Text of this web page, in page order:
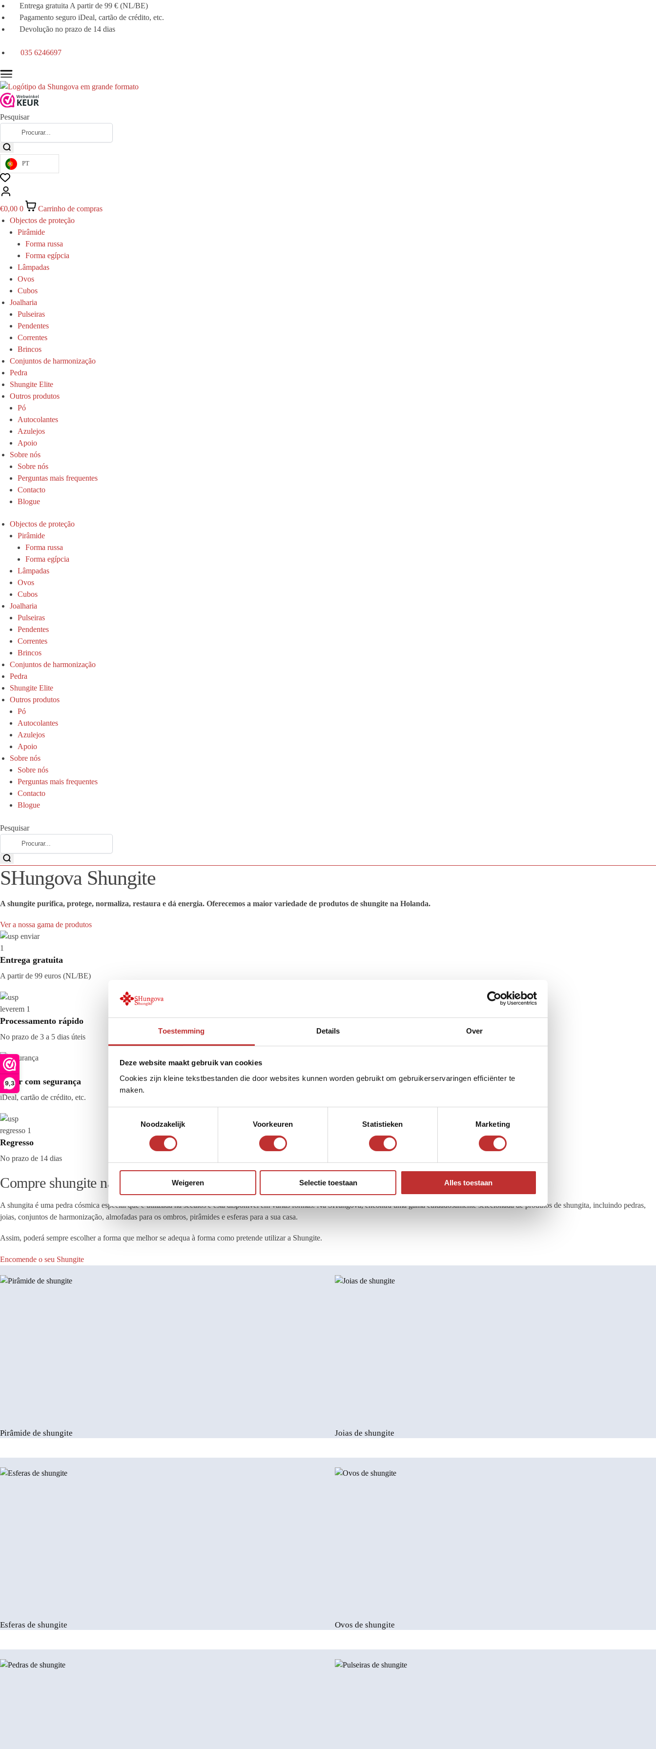
9,3
Toestemming Details Over
Deze website maakt gebruik van cookies
Cookies zijn kleine tekstbestanden die door websites kunnen worden gebruikt om gebruikerservaringen efficiënter te
maken.
i
n
s
e
Noodzakelijk Voorkeuren Statistieken Marketing
Weigeren Selectie toestaan Alles toestaan
Entrega gratuita A partir de 99 € (NL/BE)
Pagamento seguro iDeal, cartão de crédito, etc.
Devolução no prazo de 14 dias
035 6246697
Pesquisar
PT
€0,00 0
Carrinho de compras
Objectos de proteção
Pirâmide
Forma russa
Forma egípcia
Lâmpadas
Ovos
Cubos
Joalharia
Pulseiras
Pendentes
Correntes
Brincos
Conjuntos de harmonização
Pedra
Shungite Elite
Outros produtos
Pó
Autocolantes
Azulejos
Apoio
Sobre nós
Sobre nós
Perguntas mais frequentes
Contacto
Blogue
Objectos de proteção
Pirâmide
Forma russa
Forma egípcia
Lâmpadas
Ovos
Cubos
Joalharia
Pulseiras
Pendentes
Correntes
Brincos
Conjuntos de harmonização
Pedra
Shungite Elite
Outros produtos
Pó
Autocolantes
Azulejos
Apoio
Sobre nós
Sobre nós
Perguntas mais frequentes
Contacto
Blogue
Pesquisar
SHungova Shungite
A shungite purifica, protege, normaliza, restaura e dá energia. Oferecemos a maior variedade de produtos de shungite na Holanda.
Ver a nossa gama de produtos
Entrega gratuita
A partir de 99 euros (NL/BE)
Processamento rápido
No prazo de 3 a 5 dias úteis
Pagar com segurança
iDeal, cartão de crédito, etc.
Regresso
No prazo de 14 dias
Compre shungite na SHungova
A shungita é uma pedra cósmica especial que é utilizada há séculos e está disponível em várias formas. Na SHungova, encontra uma gama cuidadosamente selecionada de produtos de shungita, incluindo pedras,
joias, conjuntos de harmonização, almofadas para os ombros, pirâmides e esferas para a sua casa.
Assim, poderá sempre escolher a forma que melhor se adequa à forma como pretende utilizar a Shungite.
Encomende o seu Shungite
Pirâmide de shungite Joias de shungite
Esferas de shungite Ovos de shungite